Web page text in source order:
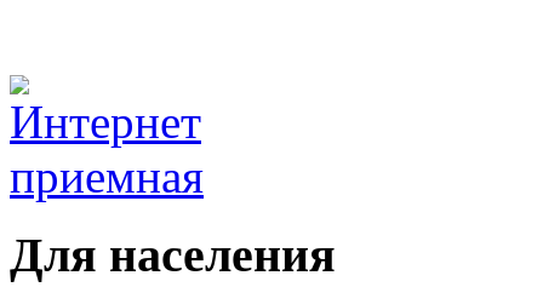
Для населения